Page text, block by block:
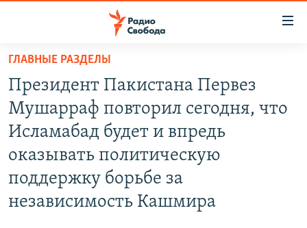
упрощенного
доступа
Вернуться
основному
содержанию
главной
ПОДКАСТЫ
АВТОРСКИЕ ПРОЕКТЫ
МНЕНИЯ
КУЛЬТУРА
ГЛАВНЫЕ РАЗДЕЛЫ
Президент Пакистана Первез
Мушарраф повторил сегодня, что
Исламабад будет и впредь
оказывать политическую
поддержку борьбе за
независимость Кашмира